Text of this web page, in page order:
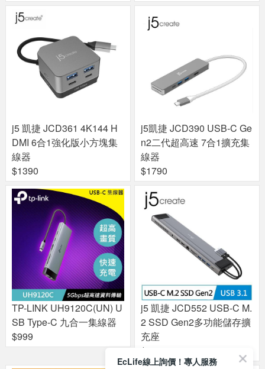
j5 凱捷 JCD361 4K144 H
DMI 6合1強化版小方塊集
線器
$1390
j5凱捷 JCD390 USB-C Ge
n2二代超高速 7合1擴充集
線器
$1790
TP-LINK UH9120C(UN) U
SB Type-C 九合一集線器
$999
j5 凱捷 JCD552 USB-C M.
2 SSD Gen2多功能儲存擴
充座
$1290
EcLife線上詢價！專人服務